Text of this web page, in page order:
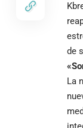
de
La